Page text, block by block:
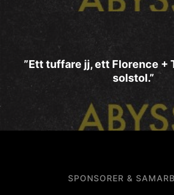
”Ett tuffare jj, ett Florence +
solstol.”
SPONSORER &